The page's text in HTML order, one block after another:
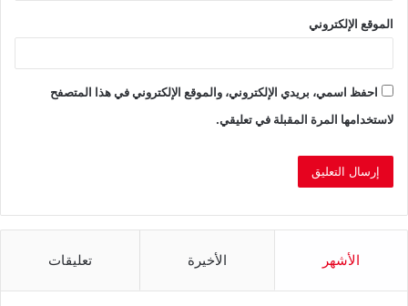
الموقع الإلكتروني
احفظ اسمي، بريدي الإلكتروني، والموقع الإلكتروني في هذا المتصفح
لاستخدامها المرة المقبلة في تعليقي.
الأشهر الأخيرة تعليقات